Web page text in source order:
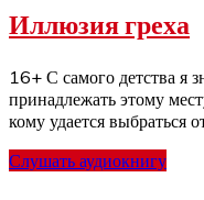
Иллюзия греха
16+ С самого детства я
принадлежать этому
кому удается выбраться
Слушать аудиокнигу